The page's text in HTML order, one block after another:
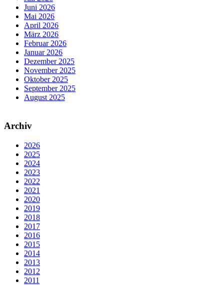
Juni 2026
Mai 2026
April 2026
März 2026
Februar 2026
Januar 2026
Dezember 2025
November 2025
Oktober 2025
September 2025
August 2025
Archiv
2026
2025
2024
2023
2022
2021
2020
2019
2018
2017
2016
2015
2014
2013
2012
2011